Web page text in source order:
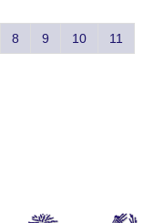
8 9 10 11